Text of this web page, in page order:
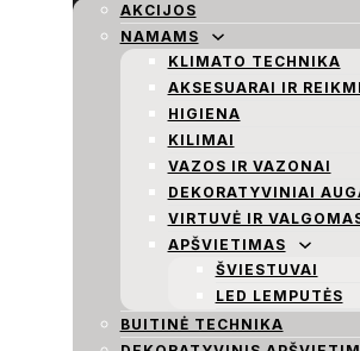
AKCIJOS
NAMAMS
KLIMATO TECHNIKA
AKSESUARAI IR
HIGIENA
KILIMAI
VAZOS IR VAZONAI
DEKORATYVINIAI
VIRTUVĖ IR
APŠVIETIMAS
ŠVIESTUVAI
LED LEMPUTĖS
BUITINĖ TECHNIKA